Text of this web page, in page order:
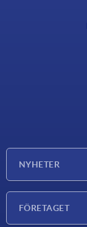
NYHETER
FÖRETAGET